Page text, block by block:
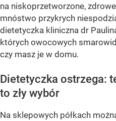
na niskoprzetworzone,
mnóstwo przykrych
dietetyczka kliniczna dr
których owocowych
czy masz je w domu.
Dietetyczka ostrzega:
to zły wybór
Na sklepowych półkach